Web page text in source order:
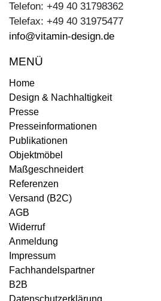
Telefon: +49 40 31798362
Telefax: +49 40 31975477
info@vitamin-design.de
MENÜ
Home
Design & Nachhaltigkeit
Presse
Presseinformationen
Publikationen
Objektmöbel
Maßgeschneidert
Referenzen
Versand (B2C)
AGB
Widerruf
Anmeldung
Impressum
Fachhandelspartner
B2B